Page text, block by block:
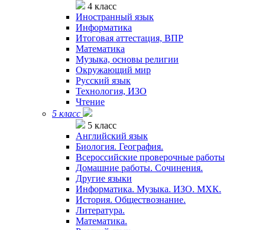
4 класс
Иностранный язык
Информатика
Итоговая аттестация, ВПР
Математика
Музыка, основы религии
Окружающий мир
Русский язык
Технология, ИЗО
Чтение
5 класс
5 класс
Английский язык
Биология. География.
Всероссийские проверочные работы
Домашние работы. Сочинения.
Другие языки
Информатика. Музыка. ИЗО. МХК.
История. Обществознание.
Литература.
Математика.